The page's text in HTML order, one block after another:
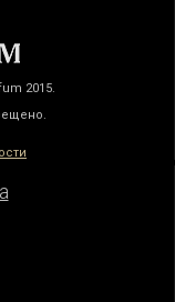
2015.